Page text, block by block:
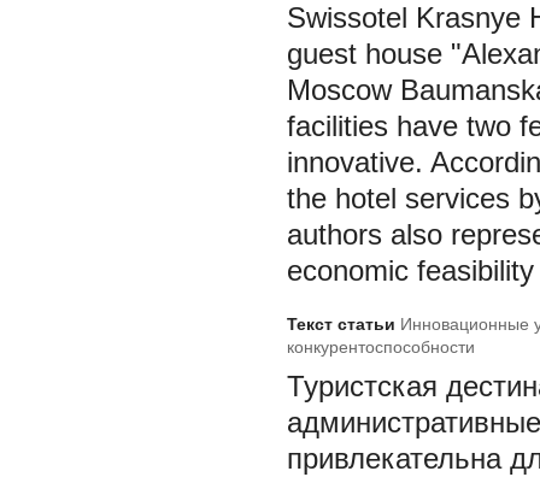
Swissotel Krasnye
guest house
Moscow
facilities have two
innovative.
the hotel services
authors also
economic
Текст статьи Инновационные
конкурентоспособности
Туристская
привлекательна